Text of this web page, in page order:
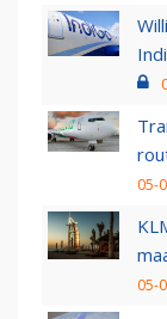
05-
05-